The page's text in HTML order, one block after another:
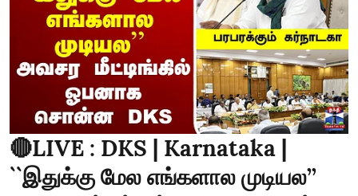
🔴LIVE : DKS | Karnataka |
``இதுக்கு மேல எங்களால முடியல’’